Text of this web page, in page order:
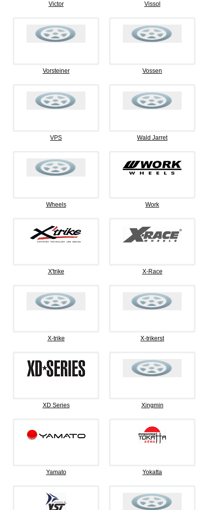
Victor Vissol
Vorsteiner Vossen
VPS Wald Jarret
Wheels Work
X'trike X-Race
X-trike X-trikerst
XD Series Xingmin
Yamato Yokatta